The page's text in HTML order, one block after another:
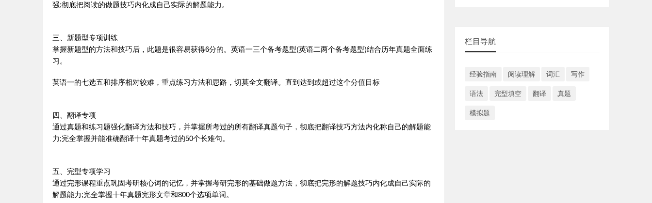
强;彻底把阅读的做题技巧内化成自己实际的解题能力。
三、新题型专项训练
掌握新题型的方法和技巧后，此题是很容易获得6分的。 英语一三个备考题型(英语二两个备考题型)结合历年真题全面练
习。
英语一的七选五和排序相对较难，重点练习方法和思路，切莫全文翻译。直到达到或超过这个分值目标
四、 翻译专项
通过真题和练习题强化翻译方法和技巧，并掌握所考过的所有翻译真题句子，彻底把翻译技巧方法内化称自己的解题能
力;完全掌握并能准确翻译十年真题考过的50个长难句。
五、完型专项学习
通过完形课程重点巩固考研核心词的记忆，并掌握考研完形的基础做题方法，彻底把完形的解题技巧内化成自己实际的
解题能力;完全掌握十年真题完形文章和800个选项单词。
栏目导航
经验指南 阅读理解 词汇 写作
语法 完型填空 翻译 真题
模拟题